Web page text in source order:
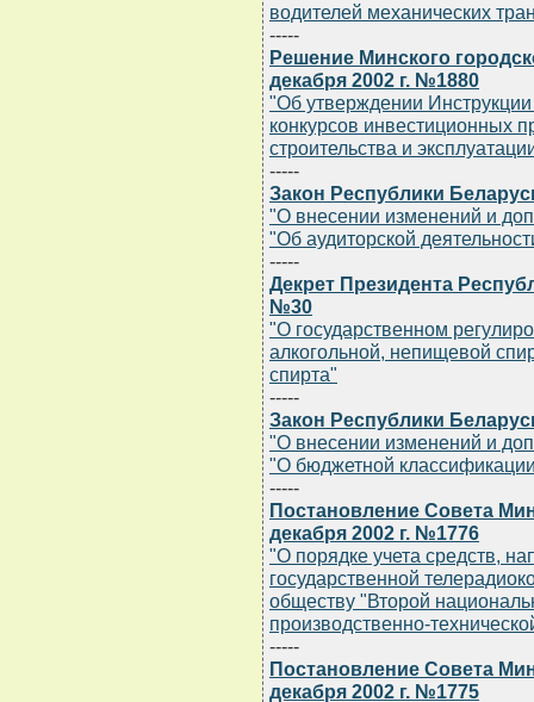
водителей механических
-----
Решение Минского
декабря 2002 г. №1880
"Об утверждении
конкурсов инвестиционных
строительства и
-----
Закон Республики
"О внесении изменений и
"Об аудиторской
-----
Декрет Президента
№30
"О государственном
алкогольной, непищевой
спирта"
-----
Закон Республики
"О внесении изменений и
"О бюджетной
-----
Постановление Совета
декабря 2002 г. №1776
"О порядке учета средств,
государственной
обществу "Второй
производственно-
-----
Постановление Совета
декабря 2002 г. №1775